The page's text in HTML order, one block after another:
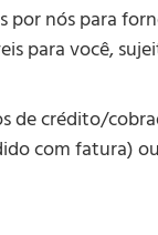
por nós para
para você,
de crédito/
com fatura)